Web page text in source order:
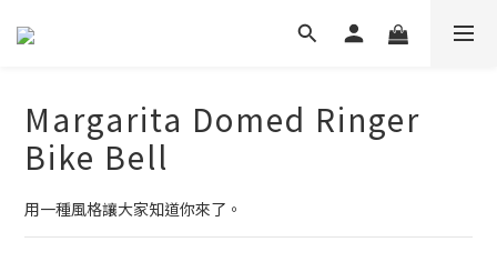
Margarita Domed Ringer
Bike Bell
用一種風格讓大家知道你來了。